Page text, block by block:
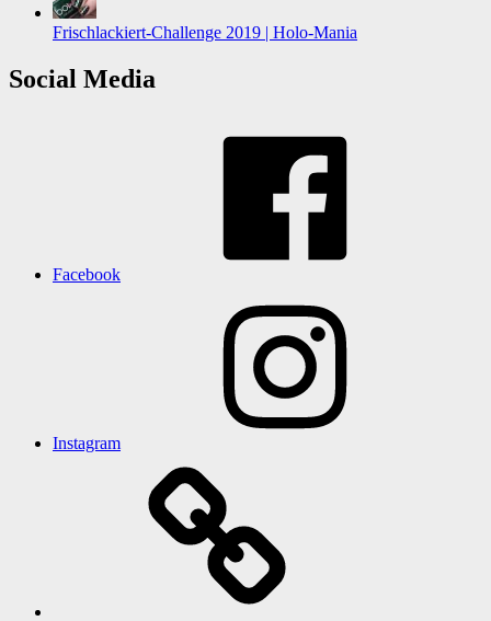
Frischlackiert-Challenge 2019 | Holo-Mania
Social Media
Facebook
Instagram